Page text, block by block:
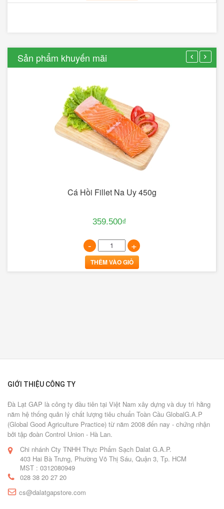
Sản phẩm khuyến mãi
Cá Hồi Fillet Na Uy 450g
359.500₫
- +
THÊM VÀO GIỎ
GIỚI THIỆU CÔNG TY
Đà Lạt GAP là công ty đầu tiên tại Việt Nam xây dựng và duy trì hằng
năm hệ thống quản lý chất lượng tiêu chuẩn Toàn Cầu GlobalG.A.P
(Global Good Agriculture Practice) từ năm 2008 đến nay - chứng nhận
bởi tập đoàn Control Union - Hà Lan.
Chi nhánh Cty TNHH Thực Phẩm Sạch Dalat G.A.P.
403 Hai Bà Trưng, Phường Võ Thị Sáu, Quận 3, Tp. HCM
MST : 0312080949
028 38 20 27 20
cs@dalatgapstore.com